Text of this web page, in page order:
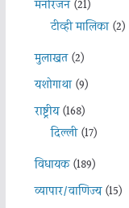
मनोरंजन(21)
टीव्ही मालिका(2)
मुलाखत(2)
यशोगाथा(9)
राष्ट्रीय(168)
दिल्ली(17)
विधायक(189)
व्यापार/वाणिज्य(15)